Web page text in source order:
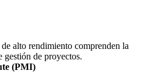
alto rendimiento comprenden la
gestión de proyectos.
(PMI)